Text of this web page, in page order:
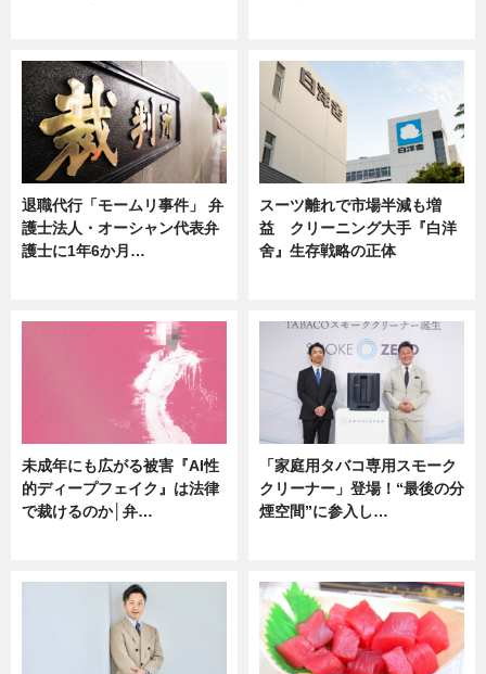
退職代行「モームリ事件」 弁
護士法人・オーシャン代表弁
護士に1年6か月…
スーツ離れで市場半減も増
益 クリーニング大手『白洋
舍』生存戦略の正体
未成年にも広がる被害『AI性
的ディープフェイク』は法律
で裁けるのか│弁…
「家庭用タバコ専用スモーク
クリーナー」登場！“最後の分
煙空間”に参入し…